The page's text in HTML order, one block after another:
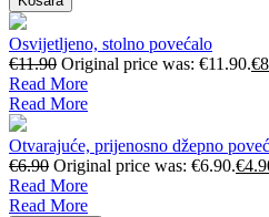
Osvijetljeno, stolno povećalo
€11.90 Original price was: €11.90.€
Read More
Read More
Otvarajuće, prijenosno džepno
€6.90 Original price was: €6.90.€
Read More
Read More